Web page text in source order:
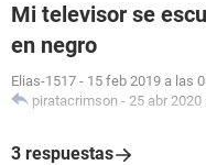
Mi televisor se
en negro
Elias-1517 - 15 feb 2019 a las
piratacrimson - 25 abr 2020
3 respuestas